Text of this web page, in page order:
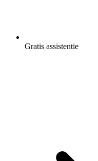
Gratis assistentie